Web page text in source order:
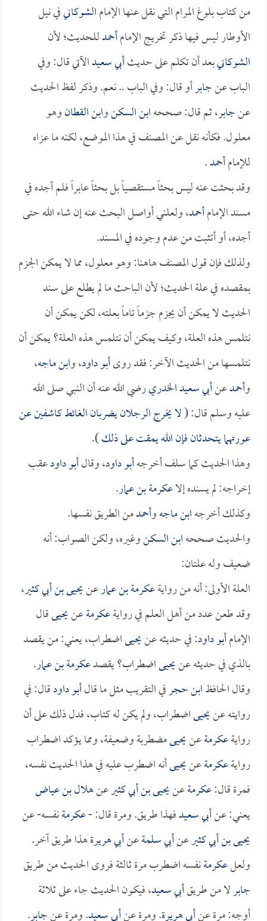
من كتاب بلوغ المرام التي نقل عنها الإمامالشوكانيفي نيل
الأوطار ليس فيها ذكر تخريج الإمامأحمدللحديث؛ لأن
الشوكانيبعد أن تكلم على حديثأبي سعيدالآتي قال: وفي
الباب عنجابرأو قال: وفي الباب .. نعم. وذكر لفظ الحديث
عنجابر، ثم قال: صححهابن السكنوابن القطانوهو
معلول. فكأنه نقل عن المصنف في هذا الموضع، لكنه ما عزاه
للإمامأحمد.
وقد بحثت عنه ليس بحثاً مستقصياً بل بحثاً عابراً فلم أجده في
مسند الإمامأحمد، ولعلني أواصل البحث عنه إن شاء الله حتى
أجده، أو أتثبت من عدم وجوده في المسند.
ولذلك فإن قول المصنف هاهنا: وهو معلول، مما لا يمكن الجزم
بمقصده في علة الحديث؛ لأن الباحث ما لم يطلع على سند
الحديث لا يمكن أن يجزم جزماً تاماً بعلته، لكن يمكن أن
نتلمس هذه العلة، وكيف يمكن أن نتلمس هذه العلة؟ يمكن أن
نتلمسها من الحديث الآخر: فقد روىأبو داود، وابن ماجه،
وأحمدعنأبي سعيد الخدريرضي الله عنه أن النبي صلى الله
عليه وسلم قال: (لا يخرج الرجلان يضربان الغائط كاشفين عن
عورتهما يتحدثان فإن الله يمقت على ذلك).
وهذا الحديث كما سلف أخرجهأبو داود، وقالأبو داودعقب
إخراجه: لم يسنده إلاعكرمة بن عمار.
وكذلك أخرجهابن ماجهوأحمدمن الطريق نفسها.
والحديث صححهابن السكنوغيره، ولكن الصواب: أنه
ضعيف وله علتان:
العلة الأولى: أنه من روايةعكرمة بن عمارعنيحيى بن أبي كثير،
وقد طعن عدد من أهل العلم في روايةعكرمةعنيحيىقال
الإمامأبو داود: في حديثه عنيحيىاضطراب، يعني: من يقصد
بالذي في حديثه عنيحيىاضطراب؟ يقصدعكرمة بن عمار.
وقال الحافظابن حجرفي التقريب مثل ما قالأبو داودقال: في
روايته عنيحيىاضطراب، ولم يكن له كتاب، فدل ذلك على أن
روايةعكرمةعنيحيىمضطربة وضعيفة، ومما يؤكد اضطراب
روايةعكرمةعنيحيىأنه اضطرب عليه في هذا الحديث نفسه،
فمرة قال:عكرمةعنيحيى بن أبي كثيرعنهلال بن عياض
يعني: عنأبي سعيدفهذا طريق. ومرة قال: -عكرمةنفسه- عن
يحيى بن أبي كثيرعنأبي سلمةعنأبي هريرةهذا طريق آخر.
ولعلعكرمةنفسه اضطرب مرة ثالثة فروى الحديث من طريق
جابرلا من طريقأبي سعيد، فيكون الحديث جاء على ثلاثة
أوجه: مرة عنأبي هريرة. ومرة عنأبي سعيد. ومرة عنجابر.